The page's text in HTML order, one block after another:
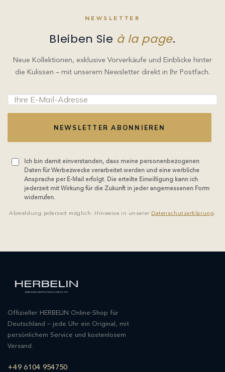
NEWSLETTER
Bleiben Sie à la page.
Neue Kollektionen, exklusive Vorverkäufe und Einblicke hinter
die Kulissen – mit unserem Newsletter direkt in Ihr Postfach.
NEWSLETTER ABONNIEREN
Ich bin damit einverstanden, dass meine personenbezogenen
Daten für Werbezwecke verarbeitet werden und eine werbliche
Ansprache per E-Mail erfolgt. Die erteilte Einwilligung kann ich
jederzeit mit Wirkung für die Zukunft in jeder angemessenen Form
widerrufen.
Abmeldung jederzeit möglich. Hinweise in unserer Datenschutzerklärung.
Offizieller HERBELIN Online-Shop für
Deutschland – jede Uhr ein Original, mit
persönlichem Service und kostenlosem
Versand.
+49 6104 954750